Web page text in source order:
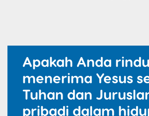
Apakah Anda rindu
menerima Yesus
Tuhan dan
pribadi dalam